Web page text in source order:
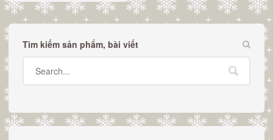
Tìm kiếm sản phẩm, bài viết